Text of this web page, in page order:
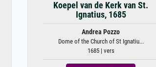
Koepel van de Kerk van St.
Ignatius, 1685
Andrea Pozzo
Dome of the Church of St Ignatiu...
1685 | vers